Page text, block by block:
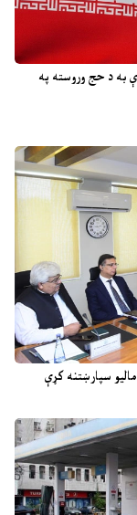
به د حج وروسته په